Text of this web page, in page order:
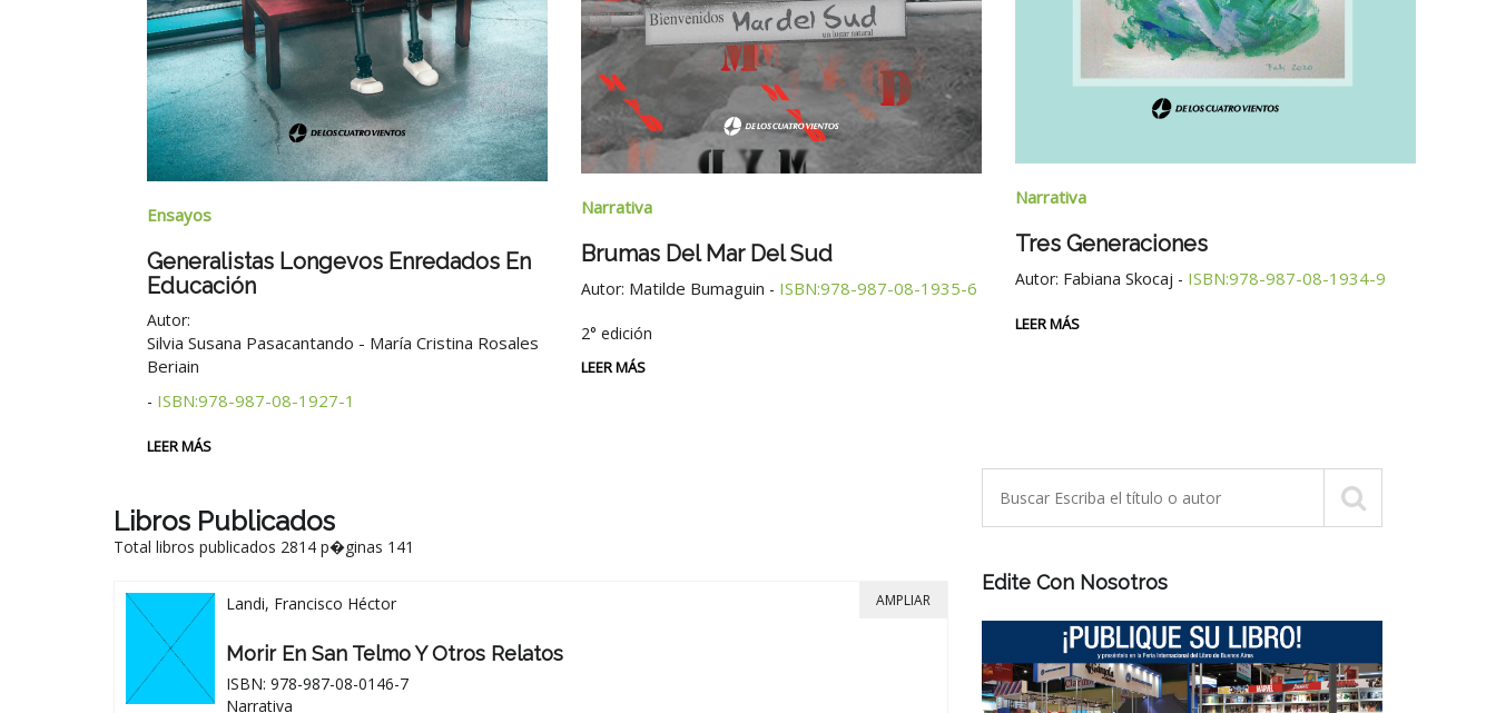
Ensayos
Generalistas Longevos Enredados En
Educación
Autor:
Silvia Susana Pasacantando - María Cristina Rosales
Beriain
- ISBN:978-987-08-1927-1
LEER MÁS
Narrativa
Brumas Del Mar Del Sud
Autor: Matilde Bumaguin - ISBN:978-987-08-1935-6
2° edición
LEER MÁS
Narrativa
Tres Generaciones
Autor: Fabiana Skocaj - ISBN:978-987-08-1934-9
LEER MÁS
Libros Publicados
Total libros publicados 2814 p�ginas 141
Landi, Francisco Héctor
Morir En San Telmo Y Otros Relatos
ISBN: 978-987-08-0146-7
Narrativa
AMPLIAR
Edite Con Nosotros